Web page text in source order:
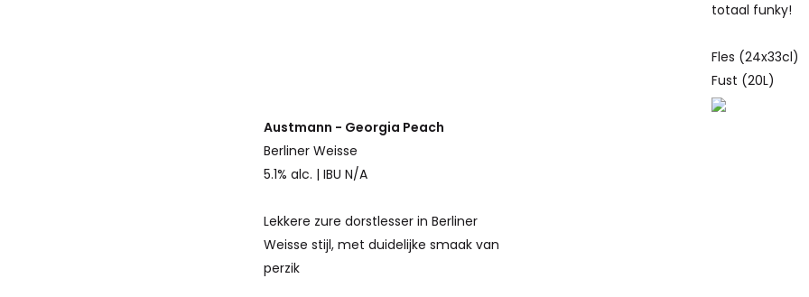
totaal funky!
Fles (24x33cl)
Fust (20L)
Austmann - Georgia Peach
Berliner Weisse
5.1% alc. | IBU N/A
Lekkere zure dorstlesser in Berliner
Weisse stijl, met duidelijke smaak van
perzik